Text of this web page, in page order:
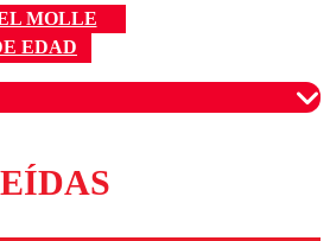
MOLLE
EDAD
moderados para garantizar un
respetuoso.